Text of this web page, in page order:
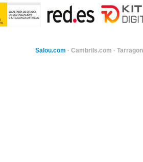
Salou.com · Cambrils.com ·